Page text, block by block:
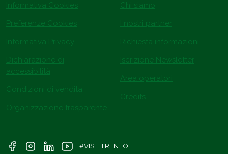
Informativa Cookies
Preferenze Cookies
Informativa Privacy
Dichiarazione di
accessibilità
Condizioni di vendita
Organizzazione trasparente
Chi siamo
I nostri partner
Richiesta informazioni
Iscrizione Newsletter
Area operatori
Credits
#VISITTRENTO